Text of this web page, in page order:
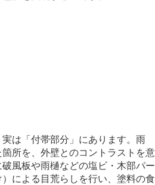
は「付帯部分」にあります。雨
所を、外壁とのコントラストを意
風板や雨樋などの塩ビ・木部パー
による目荒らしを行い、塗料の食